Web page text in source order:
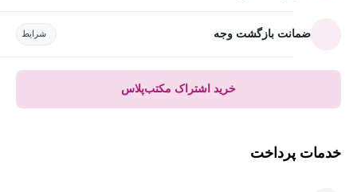
ضمانت بازگشت وجه شرایط
خرید اشتراک مکتب‌پلاس
خدمات پرداخت